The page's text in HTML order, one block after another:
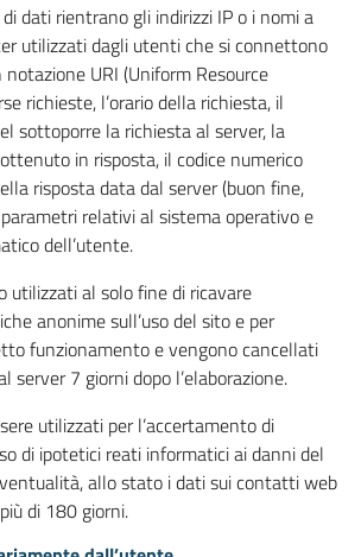
dati rientrano gli indirizzi IP o i nomi a
utilizzati dagli utenti che si connettono
URI (Uniform Resource
richieste, l’orario della richiesta, il
sottoporre la richiesta al server, la
in risposta, il codice numerico
risposta data dal server (buon fine,
relativi al sistema operativo e
dell’utente.
utilizzati al solo fine di ricavare
anonime sull’uso del sito e per
funzionamento e vengono cancellati
server 7 giorni dopo l’elaborazione.
utilizzati per l’accertamento di
di ipotetici reati informatici ai danni del
allo stato i dati sui contatti web
di 180 giorni.